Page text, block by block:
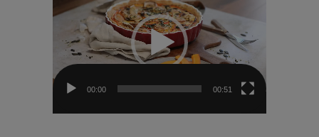
00:00 00:51